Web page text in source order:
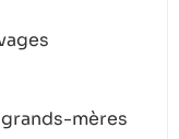
mères